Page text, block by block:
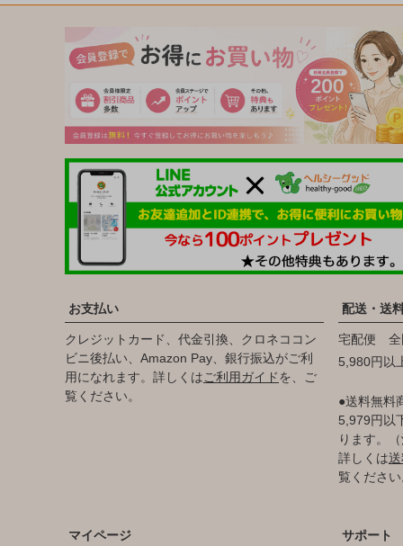
お支払い
クレジットカード、代金引換、クロネココン
ビニ後払い、Amazon Pay、銀行振込がご利
用になれます。詳しくはご利用ガイドを、ご
覧ください。
配送・送
宅配便 全
5,980円以
●送料無料
5,979円以
ります。
詳しくは
覧くださ
マイページ サポート